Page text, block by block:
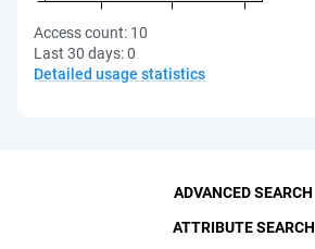
Access count: 10
Last 30 days:0
Detailed usage statistics
ADVANCED SEARCH
ATTRIBUTE SEARCH